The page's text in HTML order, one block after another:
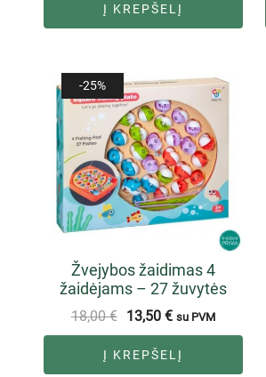
Į KREPŠELĮ
-25%
Žvejybos žaidimas 4
žaidėjams – 27 žuvytės
18,00€ 13,50 € su PVM
Į KREPŠELĮ